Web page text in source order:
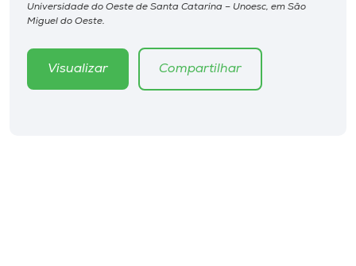
Selecione
Universidade do Oeste de Santa Catarina – Unoesc, em São
Miguel do Oeste.
Visualizar Compartilhar